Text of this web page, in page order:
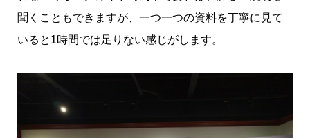
聞くこともできますが、一つ一つの資料を丁寧に見て
いると1時間では足りない感じがします。